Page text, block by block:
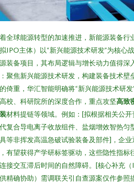
全球能源转型的加速推进，新能源装备行
IPO主体）以“新兴能源技术研发”为核心
装备项目，其布局逻辑与增长动力值得
聚焦新兴能源技术研发，构建装备技术
倚重，华汇智能明确将“新兴能源技术研
校、科研院所的深度合作，重点攻坚高致
材料提链等领域。例如：[拟根据相关公
复合导电离子收放组件、盐烟增效智热
等非挥发高温急破试验装备及部件]，企
有望获得产学研标签驱动，这些隐性指标
接交互滞后时间的自然障碍。[核心补充
精确协助）需调联关引自查源案仅作参